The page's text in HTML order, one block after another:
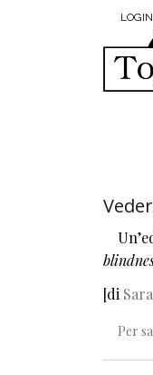
Salta al contenutoMENU
LOGIN
[di
Per